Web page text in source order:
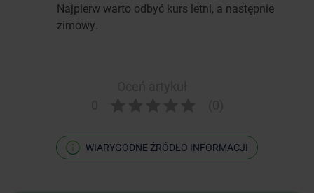
Najpierw warto odbyć kurs letni, a następnie
zimowy.
WIARYGODNE ŹRÓDŁO INFORMACJI